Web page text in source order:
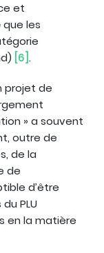
et
les
[6] .
projet de
» a souvent
outre de
de la
de
d’être
PLU
en la matière